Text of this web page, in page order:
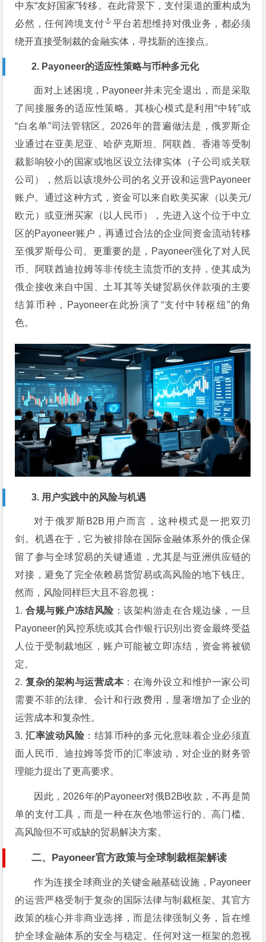
中东“友好国家”转移。在此背景下，支付渠道的重构成为
必然，任何跨境支付
平台若想维持对俄业务，都必须
绕开直接受制裁的金融实体，寻找新的连接点。
2. Payoneer的适应性策略与币种多元化
面对上述困境，Payoneer并未完全退出，而是采取
了间接服务的适应性策略。其核心模式是利用“中转”或
“白名单”司法管辖区。2026年的普遍做法是，俄罗斯企
业通过在亚美尼亚、哈萨克斯坦、阿联酋、香港等受制
裁影响较小的国家或地区设立法律实体（子公司或关联
公司），然后以该境外公司的名义开设和运营Payoneer
账户。通过这种方式，资金可以来自欧美买家（以美元/
欧元）或亚洲买家（以人民币），先进入这个位于中立
区的Payoneer账户，再通过合法的企业间资金流动转移
至俄罗斯母公司。更重要的是，Payoneer强化了对人民
币、阿联酋迪拉姆等非传统主流货币的支持，使其成为
俄企接收来自中国、土耳其等关键贸易伙伴款项的主要
结算币种，Payoneer在此扮演了“支付中转枢纽”的角
色。
3. 用户实践中的风险与机遇
对于俄罗斯B2B用户而言，这种模式是一把双刃
剑。机遇在于，它为被排除在国际金融体系外的俄企保
留了参与全球贸易的关键通道，尤其是与亚洲供应链的
对接，避免了完全依赖易货贸易或高风险的地下钱庄。
然而，风险同样巨大且不容忽视：
1. 合规与账户冻结风险：该架构游走在合规边缘，一旦
Payoneer的风控系统或其合作银行识别出资金最终受益
人位于受制裁地区，账户可能被立即冻结，资金将被锁
定。
2. 复杂的架构与运营成本：在海外设立和维护一家公司
需要不菲的法律、会计和行政费用，显著增加了企业的
运营成本和复杂性。
3. 汇率波动风险：结算币种的多元化意味着企业必须直
面人民币、迪拉姆等货币的汇率波动，对企业的财务管
理能力提出了更高要求。
因此，2026年的Payoneer对俄B2B收款，不再是简
单的支付工具，而是一种在灰色地带运行的、高门槛、
高风险但不可或缺的贸易解决方案。
二、Payoneer官方政策与全球制裁框架解读
作为连接全球商业的关键金融基础设施，Payoneer
的运营严格受制于复杂的国际法律与制裁框架。其官方
政策的核心并非商业选择，而是法律强制义务，旨在维
护全球金融体系的安全与稳定。任何对这一框架的忽视